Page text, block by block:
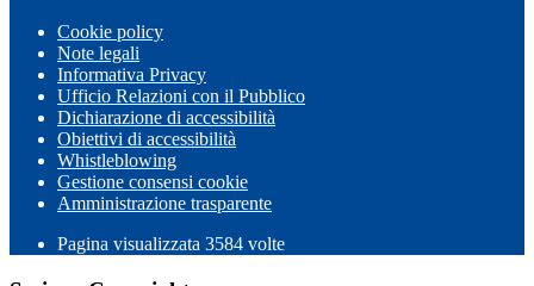
Cookie policy
Note legali
Informativa Privacy
Ufficio Relazioni con il Pubblico
Dichiarazione di accessibilità
Obiettivi di accessibilità
Whistleblowing
Gestione consensi cookie
Amministrazione trasparente
Pagina visualizzata 3584 volte